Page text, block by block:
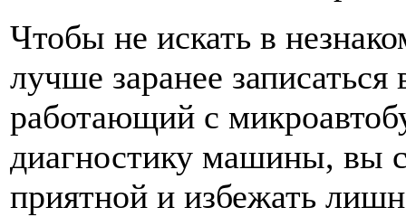
Чтобы не искать в
лучше заранее
работающий с
диагностику машины, вы
приятной и избежать